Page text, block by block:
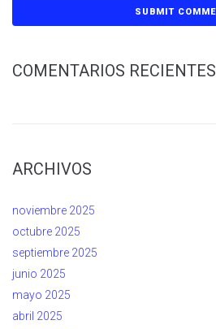
COMENTARIOS RECIENTES
ARCHIVOS
noviembre 2025
octubre 2025
septiembre 2025
junio 2025
mayo 2025
abril 2025